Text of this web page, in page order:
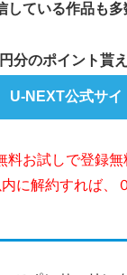
している作品も多
分のポイント貰
U-NEXT公式サイ
料お試しで登録無
に解約すれば、